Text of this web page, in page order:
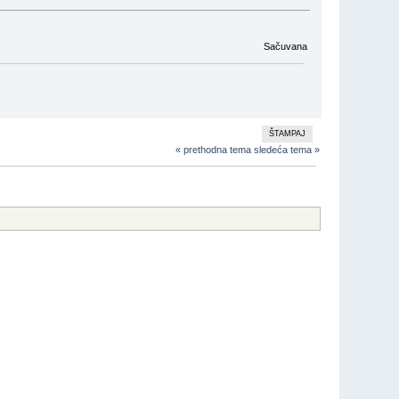
Sačuvana
ŠTAMPAJ
« prethodna tema sledeća tema »